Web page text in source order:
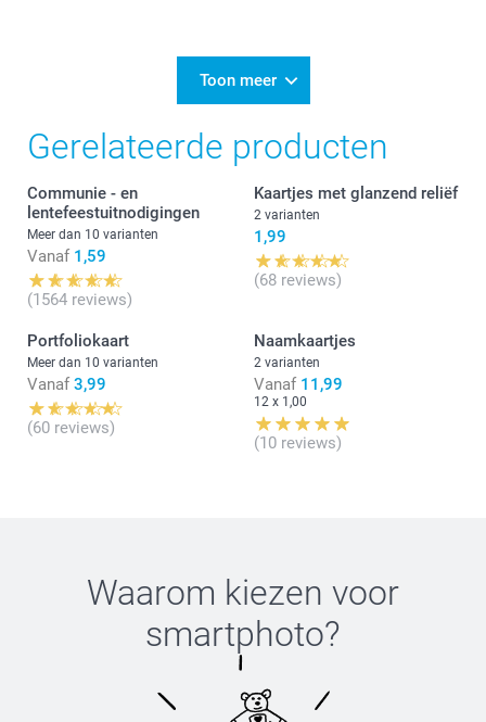
afwerken. Bedankt voor jouw review en tot een
volgende keer!
Nathalie @smartfoto
Toon meer
Gerelateerde producten
Communie - en
lentefeestuitnodigingen
Meer dan 10 varianten
Vanaf 1,59
(1564 reviews)
Kaartjes met glanzend reliëf
2 varianten
1,99
(68 reviews)
Portfoliokaart
Meer dan 10 varianten
Vanaf 3,99
(60 reviews)
Naamkaartjes
2 varianten
Vanaf 11,99
12 x 1,00
(10 reviews)
Waarom kiezen voor
smartphoto?